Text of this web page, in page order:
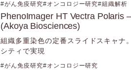
がん免疫研究 オンコロジー研究 組織解析
PhenoImager HT Vectra Polaris
(Akoya Biosciences)
組織多重染色の定番スライドスキャナ
シティで実現
がん免疫研究 オンコロジー研究